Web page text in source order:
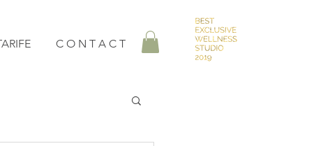
C O N T A C T